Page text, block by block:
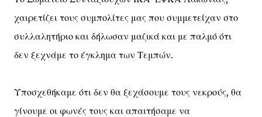
χαιρετίζει τους συμπολίτες μας που συμμετείχαν στο
συλλαλητήριο και δήλωσαν μαζικά και με παλμό ότι
δεν ξεχνάμε το έγκλημα των Τεμπών.
Υποσχεθήκαμε ότι δεν θα ξεχάσουμε τους νεκρούς, θα
γίνουμε οι φωνές τους και απαιτήσαμε να